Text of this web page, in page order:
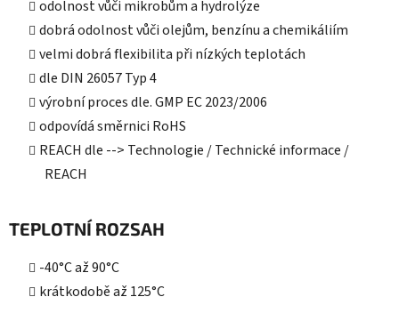
odolnost vůči mikrobům a hydrolýze
dobrá odolnost vůči olejům, benzínu a chemikáliím
velmi dobrá flexibilita při nízkých teplotách
dle DIN 26057 Typ 4
výrobní proces dle. GMP EC 2023/2006
odpovídá směrnici RoHS
REACH dle --> Technologie / Technické informace /
REACH
TEPLOTNÍ ROZSAH
-40°C až 90°C
krátkodobě až 125°C